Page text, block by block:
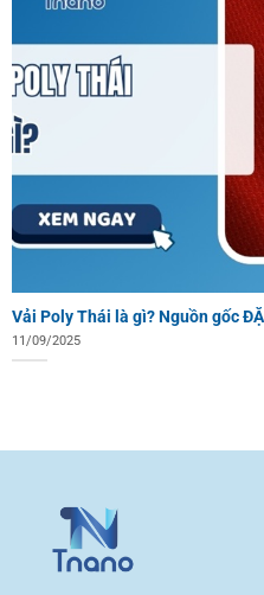
Vải Poly Thái là gì? Nguồn gốc
11/09/2025